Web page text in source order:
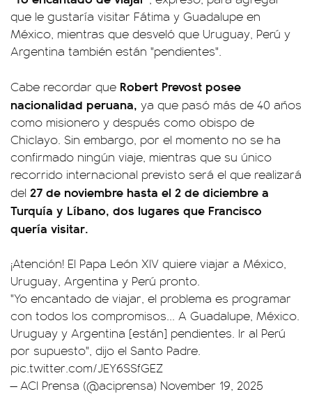
que le gustaría visitar Fátima y Guadalupe en
México, mientras que desveló que Uruguay, Perú y
Argentina también están "pendientes".
Cabe recordar que Robert Prevost posee
nacionalidad peruana, ya que pasó más de 40 años
como misionero y después como obispo de
Chiclayo. Sin embargo, por el momento no se ha
confirmado ningún viaje, mientras que su único
recorrido internacional previsto será el que realizará
del 27 de noviembre hasta el 2 de diciembre a
Turquía y Líbano, dos lugares que Francisco
quería visitar.
¡Atención! El Papa León XIV quiere viajar a México,
Uruguay, Argentina y Perú pronto.
"Yo encantado de viajar, el problema es programar
con todos los compromisos... A Guadalupe, México.
Uruguay y Argentina [están] pendientes. Ir al Perú
por supuesto", dijo el Santo Padre.
pic.twitter.com/JEY6SSfGEZ
— ACI Prensa (@aciprensa) November 19, 2025